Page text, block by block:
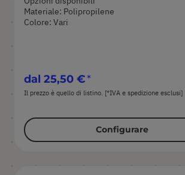
Materiale: Polipropilene
Colore: Vari
dal 25,50 €
Il prezzo è quello di listino. [*IVA e spedizione esclusi]
Configurare